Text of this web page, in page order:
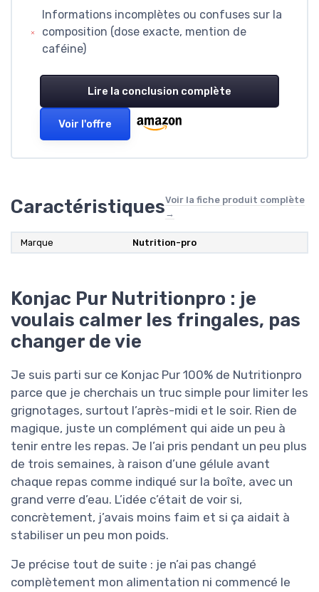
Informations incomplètes ou confuses sur la
composition (dose exacte, mention de
caféine)
Lire la conclusion complète
Voir l'offre
CaractéristiquesVoir la fiche produit complète
→
Marque Nutrition-pro
Konjac Pur Nutritionpro : je
voulais calmer les fringales, pas
changer de vie
Je suis parti sur ce Konjac Pur 100% de Nutritionpro
parce que je cherchais un truc simple pour limiter les
grignotages, surtout l’après-midi et le soir. Rien de
magique, juste un complément qui aide un peu à
tenir entre les repas. Je l’ai pris pendant un peu plus
de trois semaines, à raison d’une gélule avant
chaque repas comme indiqué sur la boîte, avec un
grand verre d’eau. L’idée c’était de voir si,
concrètement, j’avais moins faim et si ça aidait à
stabiliser un peu mon poids.
Je précise tout de suite : je n’ai pas changé
complètement mon alimentation ni commencé le